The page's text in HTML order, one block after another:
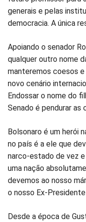
generais e pelas
democracia. A única
Apoiando o senador
qualquer outro nome
manteremos coesos
novo cenário
Endossar o nome do
Senado é pendurar as
Bolsonaro é um herói
no país é a ele que
narco-estado de vez
uma nação
devemos ao nosso
o nosso Ex-
Desde a época de